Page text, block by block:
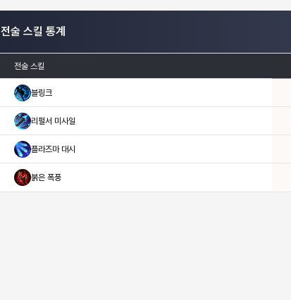
전술 스킬 통계
전술 스킬
블링크
리펄서 미사일
플라즈마 대시
붉은 폭풍